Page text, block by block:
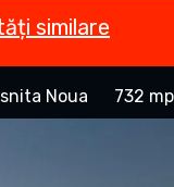
similare
Noua 732 mp